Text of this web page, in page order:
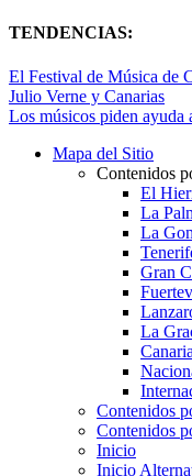
TENDENCIAS:
El Festival de Música de
Julio Verne y Canarias
Los músicos piden ayuda
Mapa del Sitio
Contenidos
El
La
La
Gran
La
Contenidos
Contenidos
Inicio
Inicio